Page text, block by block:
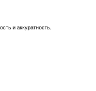
и аккуратность.